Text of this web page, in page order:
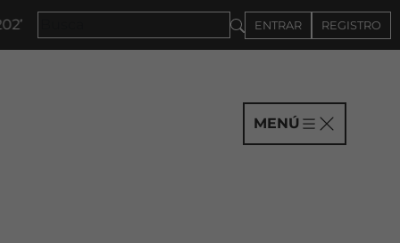
CONVOCATORIA A COMPAÑÍAS HASTA EL 4DE
ENTRAR REGISTRO
MENÚ